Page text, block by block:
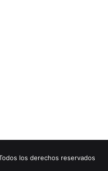
los derechos reservados